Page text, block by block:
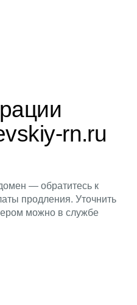
rn.ru
— обратитесь к
продления. Уточнить
можно в службе